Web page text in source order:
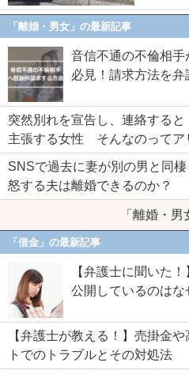
「離婚・男女」の最新記事
音信不通の不倫相
必見！請求方法を弁
突然別れを宣告し、連絡する
主張する女性 そんなのってア
SNSで過去に妻が別の男と同
怒する夫は離婚できるのか？
「離婚・
「借金」の最新記事
【弁護士に聞いた
公開しているのはな
【弁護士が教える！】売掛金
トでのトラブルとその対処法